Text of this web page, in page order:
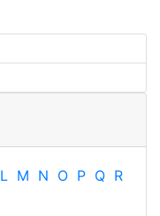
L M N O P Q R